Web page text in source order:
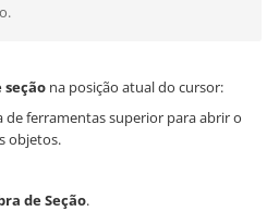
seção na posição atual do cursor:
de ferramentas superior para abrir o
objetos.
de Seção.